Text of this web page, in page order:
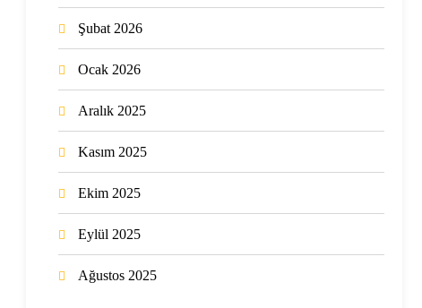
Şubat 2026
Ocak 2026
Aralık 2025
Kasım 2025
Ekim 2025
Eylül 2025
Ağustos 2025